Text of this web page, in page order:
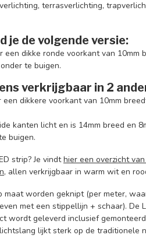
terrasverlichting,
je de volgende versie:
een dikke ronde voorkant van 10mm
te buigen.
verkrijgbaar in 2
dikkere voorkant van 10mm
kanten licht en is 14mm breed en
buigen.
strip? Je vindthier een overzicht
, allen verkrijgbaar in warm wit en
maat worden geknipt (per meter,
met een stippellijn + schaar). De
wordt geleverd inclusief
lijkt sterk op de traditionele